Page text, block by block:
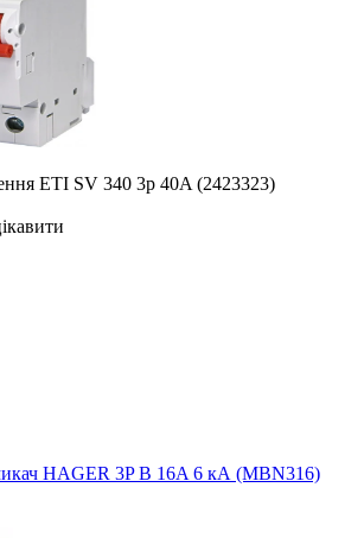
ETI SV 340 3p 40A (2423323)
HAGER 3P B 16A 6 кА (MBN316)